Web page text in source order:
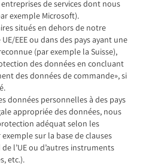
de services dont nous
exemple Microsoft).
situés en dehors de notre
EEE ou dans des pays ayant une
(par exemple la Suisse),
des données en concluant
des données de commande», si
données personnelles à des pays
appropriée des données, nous
adéquat selon les
sur la base de clauses
l’UE ou d’autres instruments
etc.).